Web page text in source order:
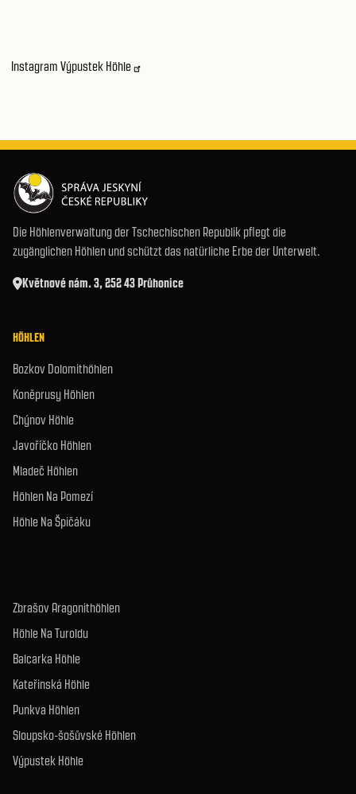
Instagram Výpustek Höhle
Die Höhlenverwaltung der Tschechischen Republik pflegt die
zugänglichen Höhlen und schützt das natürliche Erbe der Unterwelt.
Květnové nám. 3, 252 43 Průhonice
HÖHLEN
Bozkov Dolomithöhlen
Koněprusy Höhlen
Chýnov Höhle
Javoříčko Höhlen
Mladeč Höhlen
Höhlen Na Pomezí
Höhle Na Špičáku
Zbrašov Aragonithöhlen
Höhle Na Turoldu
Balcarka Höhle
Kateřinská Höhle
Punkva Höhlen
Sloupsko-šošůvské Höhlen
Výpustek Höhle